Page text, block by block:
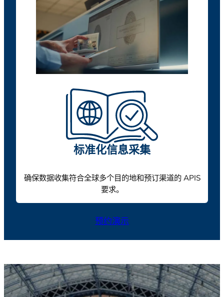
标准化信息采集
确保数据收集符合全球多个目的地和预订渠道的 APIS
要求。
预约演示